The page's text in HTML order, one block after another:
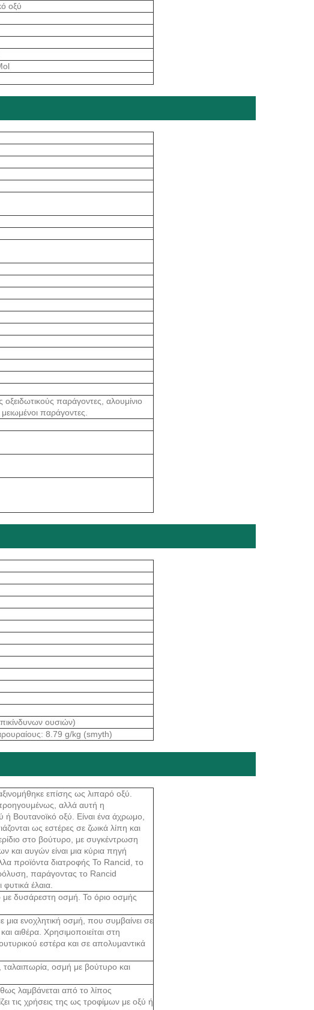
οξύ
παράγοντες, αλουμίνιο
παράγοντες.
ουσιών)
8.79 g/kg (smyth)
επίσης ως λιπαρό οξύ.
αλλά αυτή η
Βουτανοϊκό οξύ. Είναι ένα άχρωμο,
ως εστέρες σε ζωικά λίπη και
στο βούτυρο, με συγκέντρωση
και αυγών είναι μια κύρια πηγή
προϊόντα διατροφής Το Rancid, το
παράγοντας το Rancid
έλαια.
με δυσάρεστη οσμή. Το όριο οσμής
ενοχλητική οσμή, που συμβαίνει σε
αιθέρα. Χρησιμοποιείται στη
εστέρα και σε απολυμαντικά
ταλαιπωρία, οσμή με βούτυρο και
λαμβάνεται από το λίπος
τις χρήσεις της ως τροφίμων με οξύ ή